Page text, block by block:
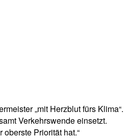
„mit Herzblut fürs Klima“.
Verkehrswende einsetzt.
Priorität hat.“